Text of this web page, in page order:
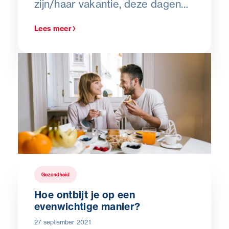
zijn/haar vakantie, deze dagen
vakantiedagen omgezet kunnen
worden in ziektedagen als de
werknemer de werkgever bij
ziekte onmiddellijk op de hoogte
brengt. De werknemer verliest
dus zijn vakantiedagen niet meer
wanneer hij tijdens de vakantie
ziek valt. Op deze manier heeft
de werknemer recht op 20
dagen wettelijke vakantie.
Lees meer
Gezondheid
Hoe ontbijt je op een
evenwichtige manier?
27 september 2021